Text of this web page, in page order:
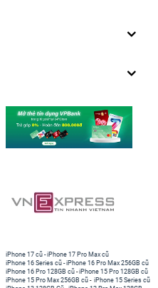
iPhone 17 cũ -iPhone 17 Pro Max cũ
iPhone 16 Series cũ - iPhone 16 Pro Max 256GB cũ
iPhone 16 Pro 128GB cũ -iPhone 15 Pro 128GB cũ
iPhone 15 Pro Max 256GB cũ - iPhone 15 Series cũ